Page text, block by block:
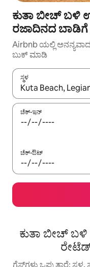
ಕುತಾ ಬೀಚ್ ಬಳಿ
ರಜಾದಿನದ ಬಾಡಿಗೆ
Airbnb ಯಲ್ಲಿ ಅನನ್ಯವಾದ
ಬುಕ್ ಮಾಡಿ
ಸ್ಥಳ
ಫಲಿತಾಂಶಗಳು
ಚೆಕ್-ಇನ್
ಚೆಕ್-ಔಟ್
ಕುತಾ ಬೀಚ್
ಗೆಸ್ಟ್‌ಗಳು ಒಪ್ಪುತ್ತಾರೆ: